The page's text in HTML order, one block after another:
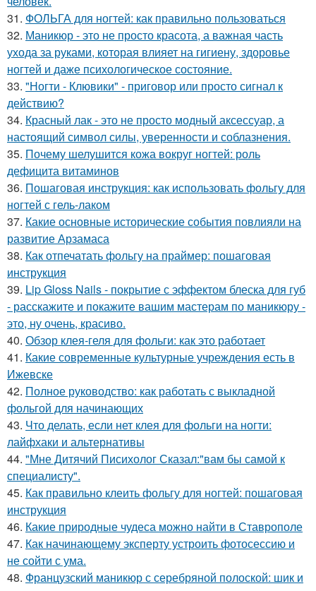
31. ФОЛЬГА для ногтей: как правильно пользоваться
32. Маникюр - это не просто красота, а важная часть
ухода за руками, которая влияет на гигиену, здоровье
ногтей и даже психологическое состояние.
33. "Ногти - Клювики" - приговор или просто сигнал к
действию?
34. Красный лак - это не просто модный аксессуар, а
настоящий символ силы, уверенности и соблазнения.
35. Почему шелушится кожа вокруг ногтей: роль
дефицита витаминов
36. Пошаговая инструкция: как использовать фольгу для
ногтей с гель-лаком
37. Какие основные исторические события повлияли на
развитие Арзамаса
38. Как отпечатать фольгу на праймер: пошаговая
инструкция
39. Lip Gloss Nails - покрытие с эффектом блеска для губ
- расскажите и покажите вашим мастерам по маникюру -
это, ну очень, красиво.
40. Обзор клея-геля для фольги: как это работает
41. Какие современные культурные учреждения есть в
Ижевске
42. Полное руководство: как работать с выкладной
фольгой для начинающих
43. Что делать, если нет клея для фольги на ногти:
лайфхаки и альтернативы
44. "Мне Дитячий Писихолог Сказал:"вам бы самой к
специалисту".
45. Как правильно клеить фольгу для ногтей: пошаговая
инструкция
46. Какие природные чудеса можно найти в Ставрополе
47. Как начинающему эксперту устроить фотосессию и
не сойти с ума.
48. Французский маникюр с серебряной полоской: шик и